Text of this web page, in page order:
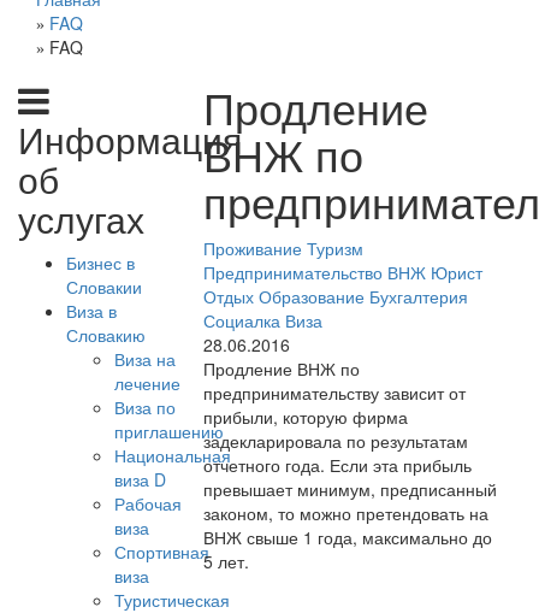
» FAQ
» FAQ
Информация
об
услугах
Бизнес в
Словакии
Виза в
Словакию
Виза на
лечение
Виза по
приглашению
Национальная
виза D
Рабочая
виза
Спортивная
виза
Туристическая
Продление
ВНЖ по
Проживание Туризм
Предпринимательство ВНЖ Юрист
Отдых Образование Бухгалтерия
Социалка Виза
28.06.2016
Продление ВНЖ по
предпринимательству зависит от
прибыли, которую фирма
задекларировала по результатам
отчетного года. Если эта прибыль
превышает минимум, предписанный
законом, то можно претендовать на
ВНЖ свыше 1 года, максимально до
5 лет.